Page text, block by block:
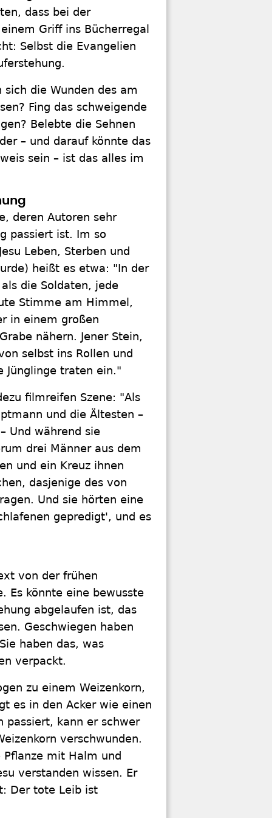
dass bei der
Griff ins Bücherregal
Selbst die Evangelien
die Wunden des am
Fing das schweigende
Belebte die Sehnen
– und darauf könnte das
sein – ist das alles im
deren Autoren sehr
passiert ist. Im so
Leben, Sterben und
heißt es etwa: "In der
die Soldaten, jede
Stimme am Himmel,
in einem großen
nähern. Jener Stein,
selbst ins Rollen und
Jünglinge traten ein."
filmreifen Szene: "Als
und die Ältesten –
Und während sie
drei Männer aus dem
und ein Kreuz ihnen
dasjenige des von
Und sie hörten eine
gepredigt', und es
von der frühen
Es könnte eine bewusste
abgelaufen ist, das
Geschwiegen haben
haben das, was
verpackt.
zu einem Weizenkorn,
es in den Acker wie einen
passiert, kann er schwer
verschwunden.
mit Halm und
verstanden wissen. Er
Der tote Leib ist